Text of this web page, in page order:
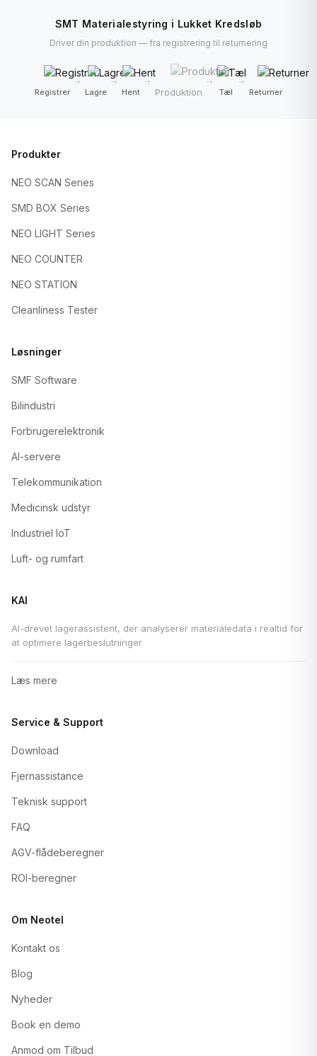
SMT Materialestyring i Lukket Kredsløb
Driver din produktion — fra registrering til returnering
Registrer
→
Lagre
→
Hent
→
Produktion
→
Tæl
→
Returner
Produkter
NEO SCAN Series
SMD BOX Series
NEO LIGHT Series
NEO COUNTER
NEO STATION
Cleanliness Tester
Løsninger
SMF Software
Bilindustri
Forbrugerelektronik
AI-servere
Telekommunikation
Medicinsk udstyr
Industriel IoT
Luft- og rumfart
KAI
AI-drevet lagerassistent, der analyserer materialedata i realtid for
at optimere lagerbeslutninger
Læs mere
Service & Support
Download
Fjernassistance
Teknisk support
FAQ
AGV-flådeberegner
ROI-beregner
Om Neotel
Kontakt os
Blog
Nyheder
Book en demo
Anmod om Tilbud